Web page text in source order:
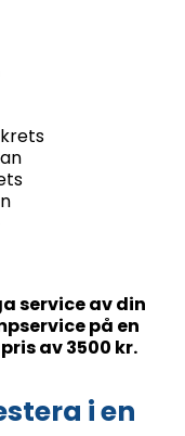
service av din
på en
av 3500 kr.
i en